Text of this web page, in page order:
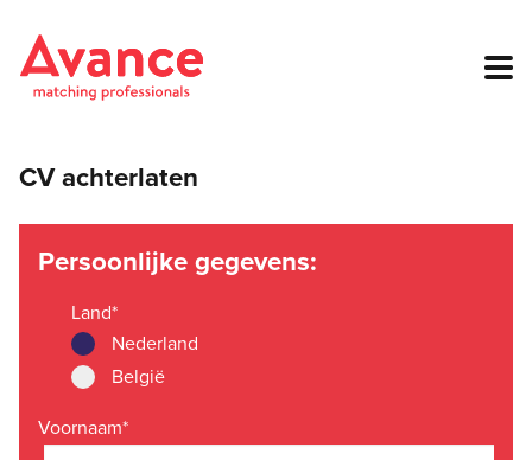
CV achterlaten
Persoonlijke gegevens:
Land*
Nederland
België
Voornaam*